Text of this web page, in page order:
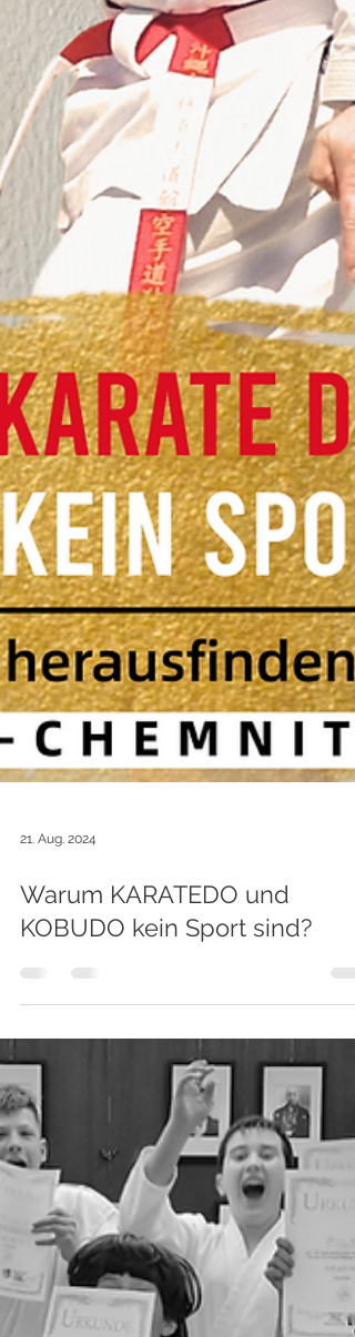
Warum KARATEDO und
KOBUDO kein Sport sind?